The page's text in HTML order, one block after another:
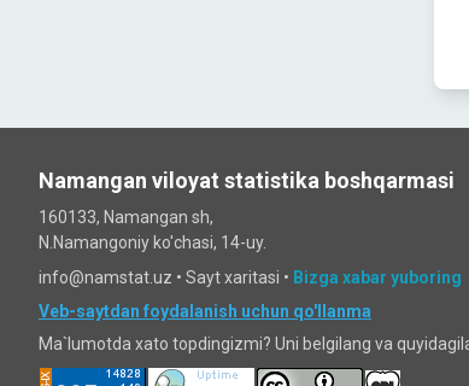
Namangan viloyat statistika boshqarmasi
160133, Namangan sh,
N.Namangoniy ko'chasi, 14-uy.
info@namstat.uz • Sayt xaritasi • Bizga xabar yuboring
Veb-saytdan foydalanish uchun qo'llanma
Ma`lumotda xato topdingizmi? Uni belgilang va